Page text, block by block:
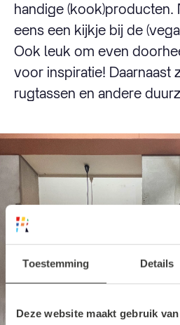
Toestemming Details
Deze website maakt gebruik
handige (kook)producten.
eens een kijkje bij de
Ook leuk om even
voor inspiratie! Daarnaast
rugtassen en andere